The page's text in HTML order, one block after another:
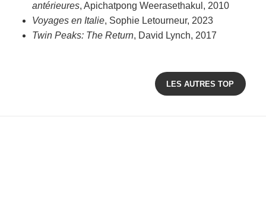
antérieures, Apichatpong Weerasethakul, 2010
Voyages en Italie, Sophie Letourneur, 2023
Twin Peaks: The Return, David Lynch, 2017
LES AUTRES TOP